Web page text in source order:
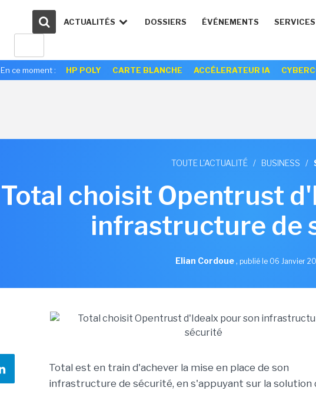
ACTUALITÉS DOSSIERS ÉVÉNEMENTS SERVICES
En ce moment : HP POLY CARTE BLANCHE ACCÉLERATEUR IA
TOUTE L'ACTUALITÉ / BUSINESS /
Total choisit Opentrust
infrastructure de
Elian Cordoue, publié le 06 Janvier
Total est en train d'achever la mise en place de son
infrastructure de sécurité, en s'appuyant sur la solution